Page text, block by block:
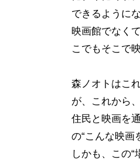
できるように
映画館でなく
こでもそこで
森ノオトはこ
が、これから
住民と映画を
の“こんな映画
しかも、この